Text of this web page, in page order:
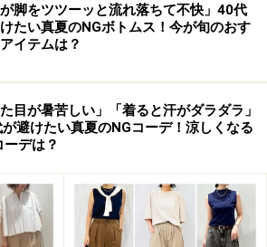
が脚をツツーッと流れ落ちて不快」40代
たい真夏のNGボトムス！今が旬のおす
イテムは？
た目が暑苦しい」「着ると汗がダラダラ」
避けたい真夏のNGコーデ！涼しくなる
ーデは？